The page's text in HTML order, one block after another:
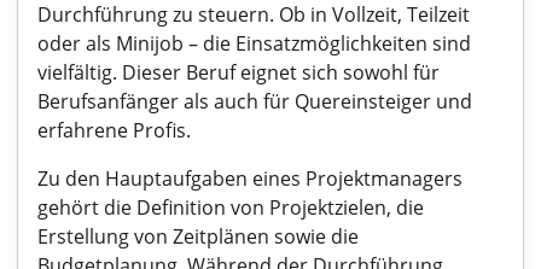
Durchführung zu steuern. Ob in Vollzeit, Teilzeit
oder als Minijob – die Einsatzmöglichkeiten sind
vielfältig. Dieser Beruf eignet sich sowohl für
Berufsanfänger als auch für Quereinsteiger und
erfahrene Profis.
Zu den Hauptaufgaben eines Projektmanagers
gehört die Definition von Projektzielen, die
Erstellung von Zeitplänen sowie die